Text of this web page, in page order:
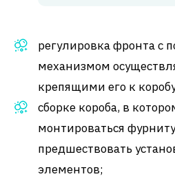
регулировка фронта с
механизмом
крепящими его к
сборке короба, в
монтироваться
предшествовать
элементов;